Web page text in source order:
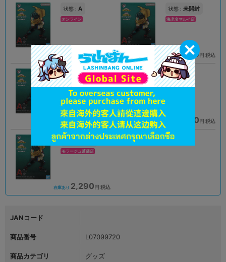
状態 : A
オンライン
品切状態 2,490円 税込
状態 : 未開封
海老名マルイ店
在庫あり 2,990円 税込
状態 :未開封
プライムツリー赤池店
在庫あり 2,790円 税込
状態 : A
町田店
在庫あり 2,290円 税込
状態 : 未開封
モラージュ菖蒲店
在庫あり 2,290円 税込
JANコード
商品番号 L07099720
商品カテゴリ グッズ